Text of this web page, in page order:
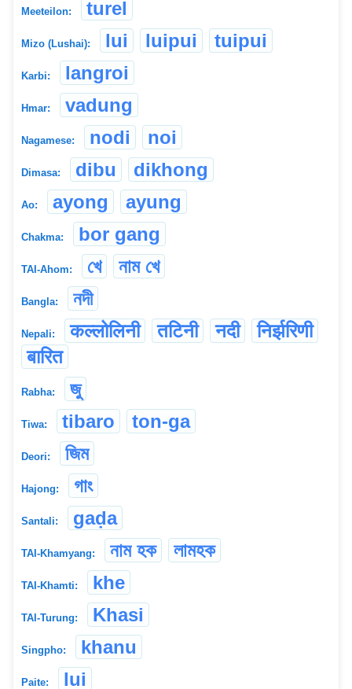
Meeteilon: turel
Mizo (Lushai): lui luipui tuipui
Karbi: langroi
Hmar: vadung
Nagamese: nodi noi
Dimasa: dibu dikhong
Ao: ayong ayung
Chakma: bor gang
TAI-Ahom: খে নাম খে
Bangla: নদী
Nepali: कल्लोलिनी तटिनी नदी
निर्झरिणी
बारित
Rabha: জু
Tiwa: tibaro ton-ga
Deori: জিম
Hajong: গাং
Santali: gaḍa
TAI-Khamyang: নাম হক লামহক
TAI-Khamti: khe
TAI-Turung: Khasi
Singpho: khanu
Paite: lui